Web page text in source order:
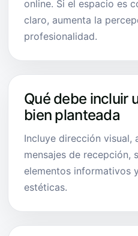
online. Si el espacio es
claro, aumenta la
profesionalidad.
Qué debe incluir
bien planteada
Incluye dirección visual,
mensajes de recepción,
elementos informativos
estéticas.